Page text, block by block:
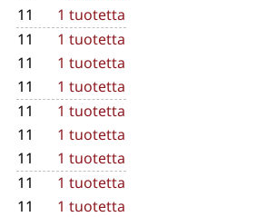
11
1 tuotetta
11
1 tuotetta
11
1 tuotetta
11
1 tuotetta
11
1 tuotetta
11
1 tuotetta
11
1 tuotetta
11
1 tuotetta
11
1 tuotetta